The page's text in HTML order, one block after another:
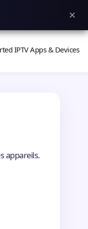
×
IPTV Apps & Devices
appareils.